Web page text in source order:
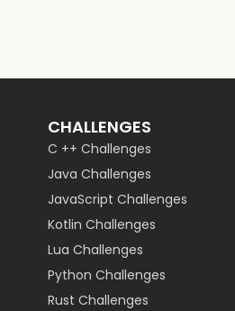
CHALLENGES
C ++ Challenges
Java Challenges
JavaScript Challenges
Kotlin Challenges
Lua Challenges
Python Challenges
Rust Challenges